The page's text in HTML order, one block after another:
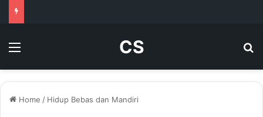
Menu CS
Home / Hidup Bebas dan Mandiri